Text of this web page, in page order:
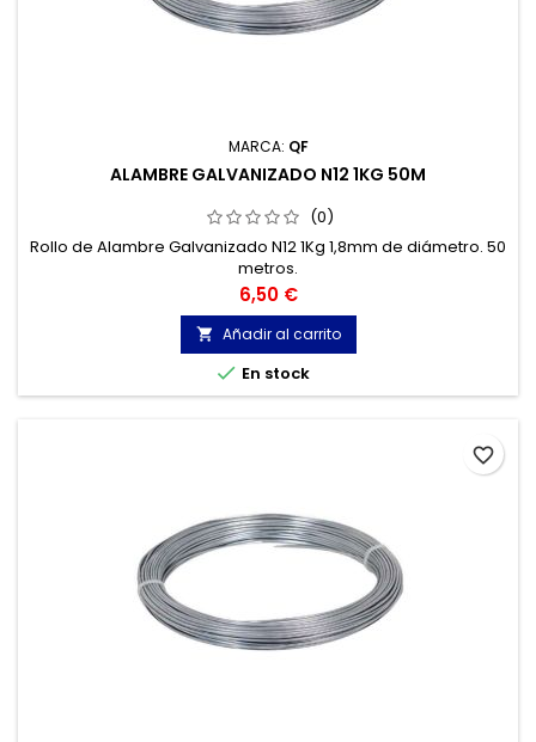
MARCA: QF
ALAMBRE GALVANIZADO N12 1KG 50M
(0)
Rollo de Alambre Galvanizado N12 1Kg 1,8mm de diámetro. 50
metros.
Precio
6,50 €
 Añadir al carrito
 En stock
favorite_border